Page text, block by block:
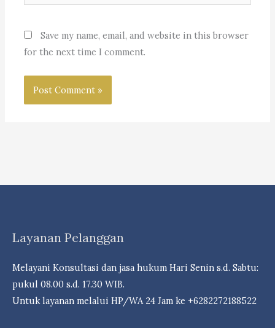
Save my name, email, and website in this browser
for the next time I comment.
Layanan Pelanggan
Melayani Konsultasi dan jasa hukum Hari Senin s.d. Sabtu:
pukul 08.00 s.d. 17.30 WIB.
Untuk layanan melalui HP/WA 24 Jam ke +6282272188522